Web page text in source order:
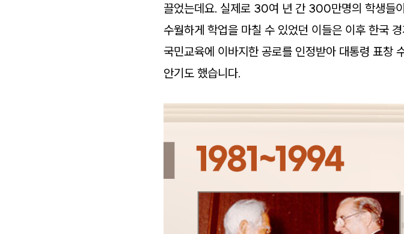
끌었는데요. 실제로 30여 년 간 300만명의 학생들
수월하게 학업을 마칠 수 있었던 이들은 이후 한국
국민교육에 이바지한 공로를 인정받아 대통령 표창
안기도 했습니다.